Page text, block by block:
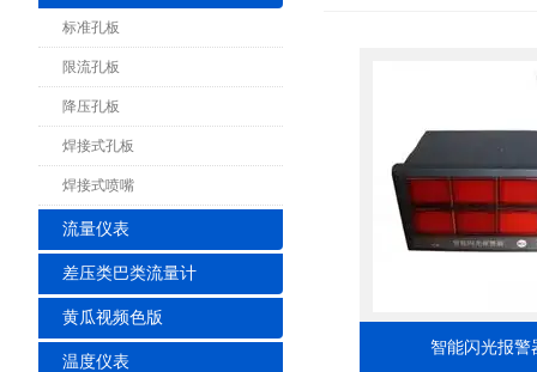
标准孔板
限流孔板
降压孔板
焊接式孔板
焊接式喷嘴
流量仪表
差压类巴类流量计
黄瓜视频色版
温度仪表
智能闪光报警